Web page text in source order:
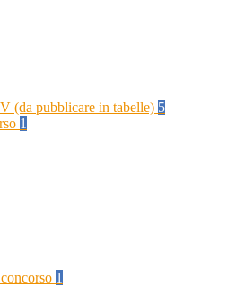
(da pubblicare in tabelle) 5
1
1